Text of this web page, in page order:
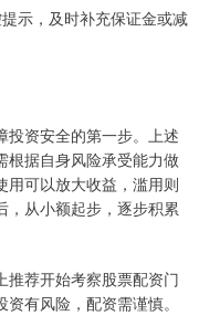
示，及时补充保证金或减
投资安全的第一步。上述
根据自身风险承受能力做
用可以放大收益，滥用则
，从小额起步，逐步积累
推荐开始考察股票配资门
有风险，配资需谨慎。